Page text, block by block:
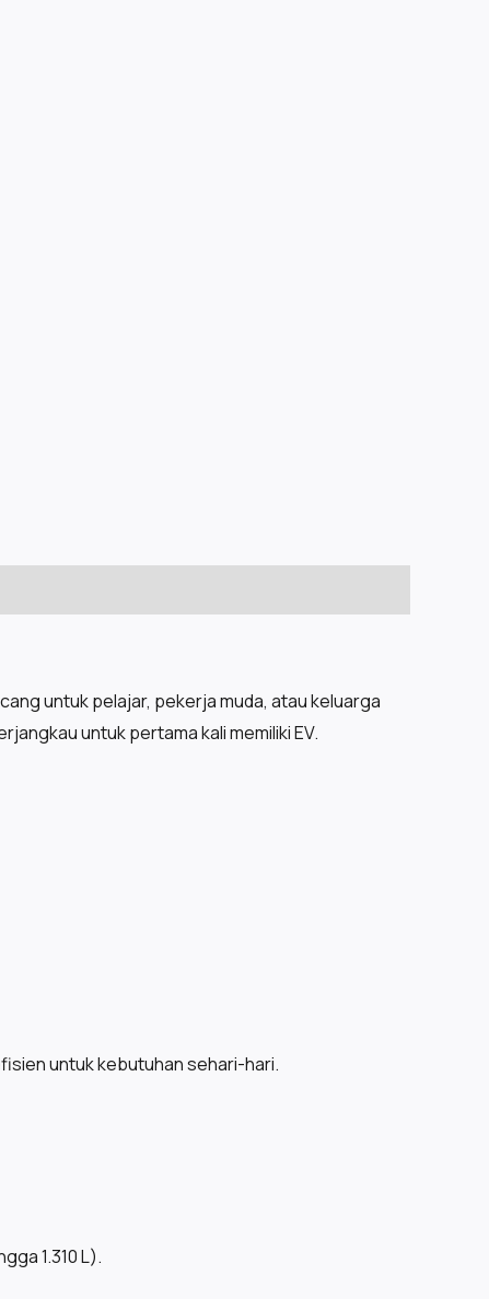
untuk pelajar, pekerja muda, atau keluarga
untuk pertama kali memiliki EV.
untuk kebutuhan sehari-hari.
1.310 L).